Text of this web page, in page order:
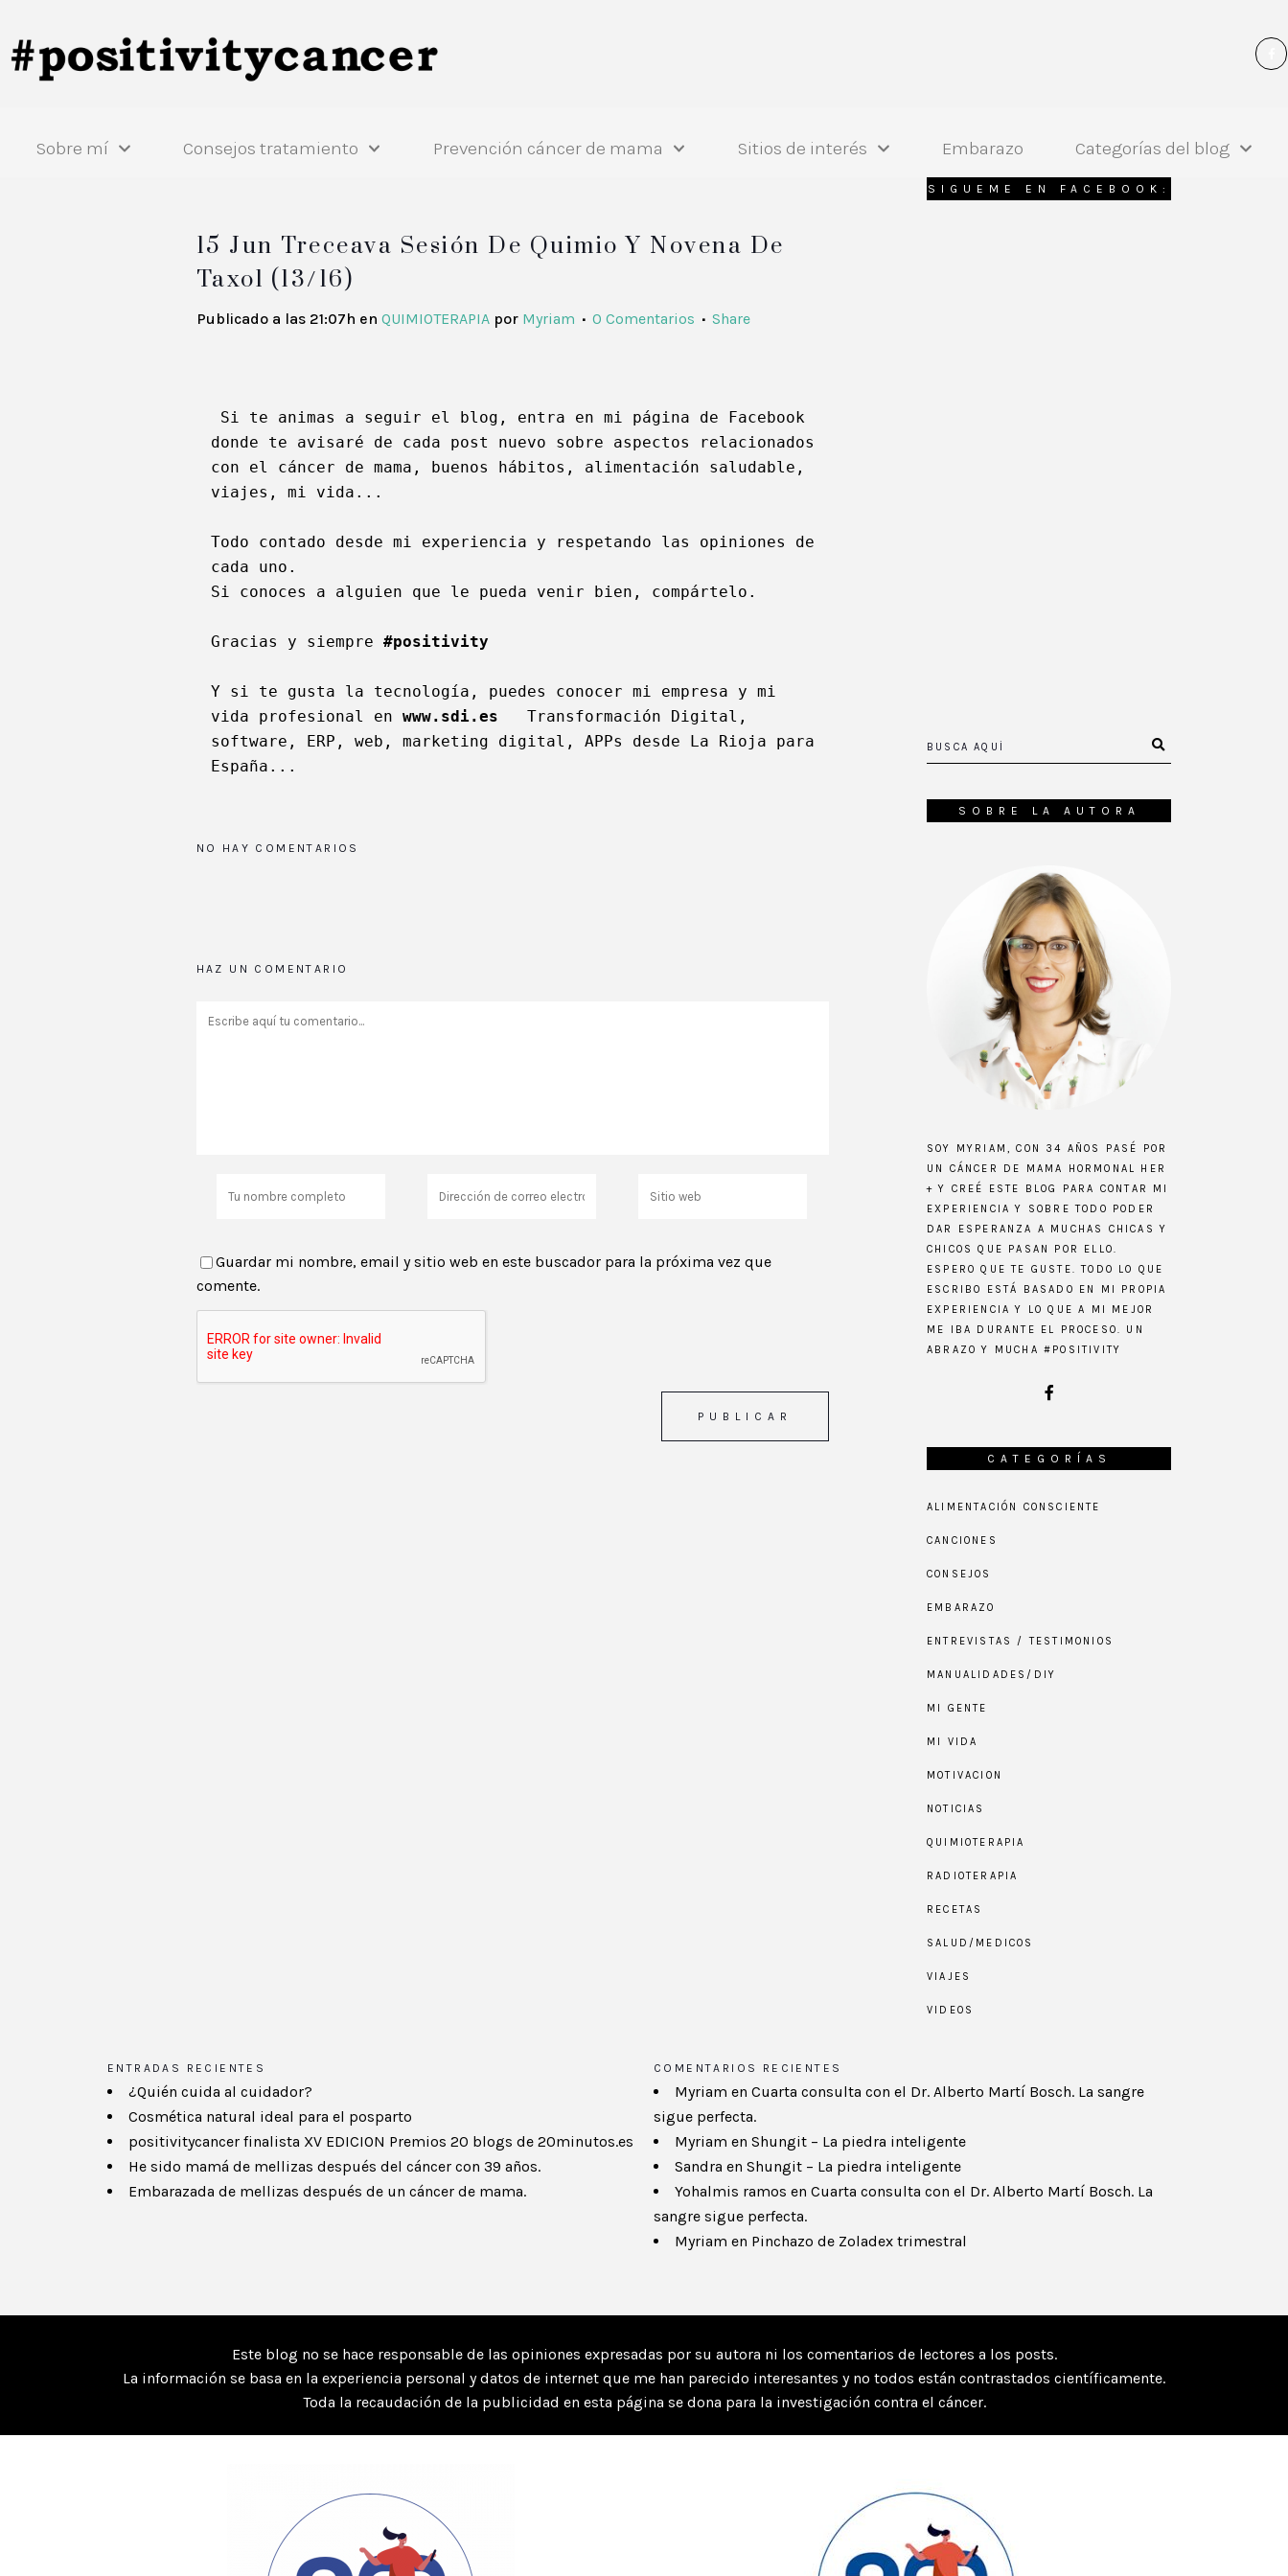
Sobre mí Consejos tratamiento Prevención cáncer de mama Sitios de interés Embarazo Categorías del blog
15 Jun Treceava Sesión De Quimio Y Novena De
Taxol (13/16)
Publicado a las 21:07h en QUIMIOTERAPIA por Myriam 0 Comentarios Share
Si te animas a seguir el blog, entra en mi página de Facebook
donde te avisaré de cada post nuevo sobre aspectos relacionados
con el cáncer de mama, buenos hábitos, alimentación saludable,
viajes, mi vida...
Todo contado desde mi experiencia y respetando las opiniones de
cada uno.
Si conoces a alguien que le pueda venir bien, compártelo.
Gracias y siempre #positivity
Y si te gusta la tecnología, puedes conocer mi empresa y mi
vida profesional en www.sdi.es
  Transformación Digital,
software, ERP, web, marketing digital, APPs desde La Rioja para
España...
NO HAY COMENTARIOS
HAZ UN COMENTARIO
Guardar mi nombre, email y sitio web en este buscador para la próxima vez que
comente.
SIGUEME EN FACEBOOK:
SOBRE LA AUTORA
SOY MYRIAM, CON 34 AÑOS PASÉ POR
UN CÁNCER DE MAMA HORMONAL HER
+ Y CREÉ ESTE BLOG PARA CONTAR MI
EXPERIENCIA Y SOBRE TODO PODER
DAR ESPERANZA A MUCHAS CHICAS Y
CHICOS QUE PASAN POR ELLO.
ESPERO QUE TE GUSTE. TODO LO QUE
ESCRIBO ESTÁ BASADO EN MI PROPIA
EXPERIENCIA Y LO QUE A MI MEJOR
ME IBA DURANTE EL PROCESO. UN
ABRAZO Y MUCHA #POSITIVITY
CATEGORÍAS
ALIMENTACIÓN CONSCIENTE
CANCIONES
CONSEJOS
EMBARAZO
ENTREVISTAS / TESTIMONIOS
MANUALIDADES/DIY
MI GENTE
MI VIDA
MOTIVACION
NOTICIAS
QUIMIOTERAPIA
RADIOTERAPIA
RECETAS
SALUD/MEDICOS
VIAJES
VIDEOS
ENTRADAS RECIENTES
¿Quién cuida al cuidador?
Cosmética natural ideal para el posparto
positivitycancer finalista XV EDICION Premios 20 blogs de 20minutos.es
He sido mamá de mellizas después del cáncer con 39 años.
Embarazada de mellizas después de un cáncer de mama.
COMENTARIOS RECIENTES
Myriam en Cuarta consulta con el Dr. Alberto Martí Bosch. La sangre
sigue perfecta.
Myriam en Shungit – La piedra inteligente
Sandra en Shungit – La piedra inteligente
Yohalmis ramos en Cuarta consulta con el Dr. Alberto Martí Bosch. La
sangre sigue perfecta.
Myriam en Pinchazo de Zoladex trimestral
Este blog no se hace responsable de las opiniones expresadas por su autora ni los comentarios de lectores a los posts.
La información se basa en la experiencia personal y datos de internet que me han parecido interesantes y no todos están contrastados científicamente.
Toda la recaudación de la publicidad en esta página se dona para la investigación contra el cáncer.